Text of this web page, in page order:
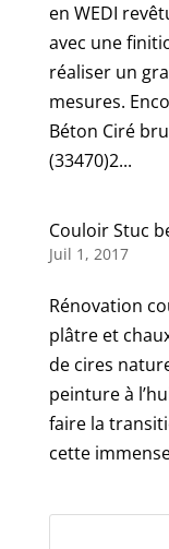
en WEDI
avec une
réaliser un
mesures.
Béton Ciré
(33470)2...
Couloir Stuc
Juil 1, 2017
Rénovation
plâtre et
de cires
peinture à
faire la
cette